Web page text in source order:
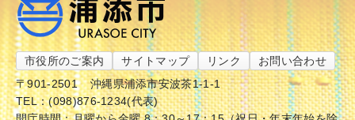
市役所のご案内 サイトマップ リンク
お問い合わせ
〒901-2501
沖縄県浦添市安波茶1-1-1
TEL：(098)876-1234(代表)